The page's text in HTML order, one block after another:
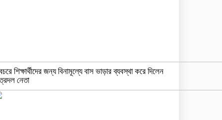
শিক্ষার্থীদের জন্য বিনামূল্যে বাস ভাড়ার ব্যবস্থা করে দিলেন
নেতা